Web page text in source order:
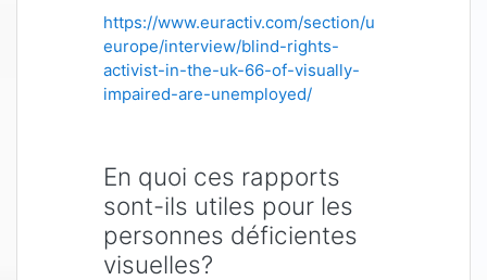
https://www.euractiv.com/section/uk-
europe/interview/blind-rights-
activist-in-the-uk-66-of-visually-
impaired-are-unemployed/
En quoi ces rapports
sont-ils utiles pour les
personnes déficientes
visuelles?